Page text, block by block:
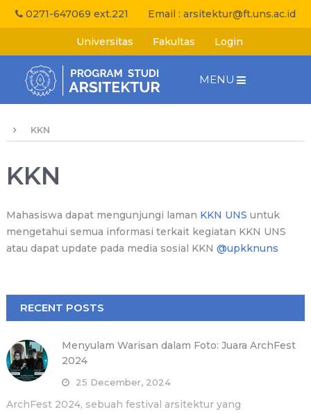
0271-647069 ext.221 Email : arsitektur@ft.uns.ac.id
Universitas Fakultas Login
MENU
KKN
KKN
Mahasiswa dapat mengunjungi laman KKN UNS untuk
mengetahui semua informasi terkait kegiatan KKN UNS
atau dapat update pada media sosial KKN @upkknuns
RECENT POSTS
Menyulam Warisan dalam Foto: Juara ArchFest
2024
25 December, 2024
ArchFest 2024, sebuah festival arsitektur yang